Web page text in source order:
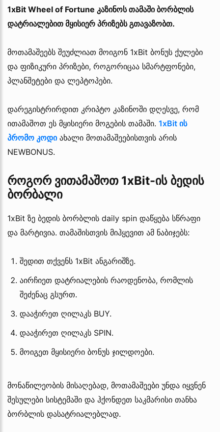
1xBit Wheel of Fortune კაზინოს თამაში ბორბლის
დატრიალებით მყისიერ პრიზებს გთავაზობთ.
მოთამაშეებს შეუძლიათ მოიგონ 1xBit ბონუს ქულები
და ფიზიკური პრიზები, როგორიცაა სმარტფონები,
პლანშეტები და ლეპტოპები.
დარეგისტრირდით კრიპტო კაზინოში დღესვე, რომ
ითამაშოთ ეს მყისიერი მოგების თამაში. 1xBit ის
პრომო კოდიახალი მოთამაშეებისთვის არის
NEWBONUS.
როგორ ვითამაშოთ 1xBit-ის ბედის
ბორბალი
1xBit ზე ბედის ბორბლის daily spin დაწყება სწრაფი
და მარტივია. თამაშისთვის მიჰყევით ამ ნაბიჯებს:
შედით თქვენს 1xBit ანგარიშზე.
აირჩიეთ დატრიალების რაოდენობა, რომლის
შეძენაც გსურთ.
დააჭირეთ ღილაკს BUY.
დააჭირეთ ღილაკს SPIN.
მოიგეთ მყისიერი ბონუს ჯილდოები.
მონაწილეობის მისაღებად, მოთამაშეები უნდა იყვნენ
შესულები სისტემაში და ჰქონდეთ საკმარისი თანხა
ბორბლის დასატრიალებლად.